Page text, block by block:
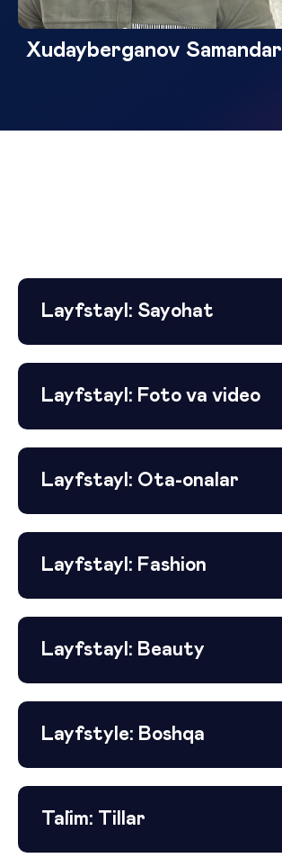
Xudayberganov Samandar
Layfstayl: Sayohat
Layfstayl: Foto va video
Layfstayl: Ota-onalar
Layfstayl: Fashion
Layfstayl: Beauty
Layfstyle: Boshqa
Ta`lim: Tillar